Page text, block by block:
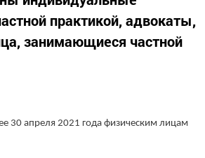
практикой, адвокаты,
занимающиеся частной
30 апреля 2021 года физическим лицам